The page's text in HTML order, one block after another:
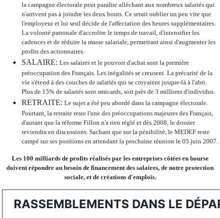
la campagne électorale peut paraître alléchant aux nombreux salariés qui
n'arrivent pas à joindre les deux bouts. Ce serait oublier un peu vite que
l'employeur et lui seul décide de l'affectation des heures supplémentaires.
La volonté patronale d'accroître le temps de travail, d'intensifier les
cadences et de réduire la masse salariale, permettant ainsi d'augmenter les
profits des actionnaires.
SALAIRE: Les salaires et le pouvoir d'achat sont la première
préoccupation des Français. Les inégalités se creusent. La précarité de la
vie s'étend à des couches de salariés qui se croyaient jusque-là à l'abri.
Plus de 15% de salariés sont smicards, soit près de 3 millions d'individus.
RETRAITE: Le sujet a été peu abordé dans la campagne électorale.
Pourtant, la retraite reste l'une des préoccupations majeures des Français,
d'autant que la réforme Fillon n'a rien réglé et dès 2008, le dossier
reviendra en discussions. Sachant que sur la pénibilité, le MEDEF reste
campé sur ses positions en attendant la prochaine réunion le 05 juin 2007.
Les 100 milliards de profits réalisés par les entreprises côtées en bourse
doivent répondre au besoin de financement des salaires, de notre protection
sociale, et de créations d'emplois.
RASSEMBLEMENTS DANS LE